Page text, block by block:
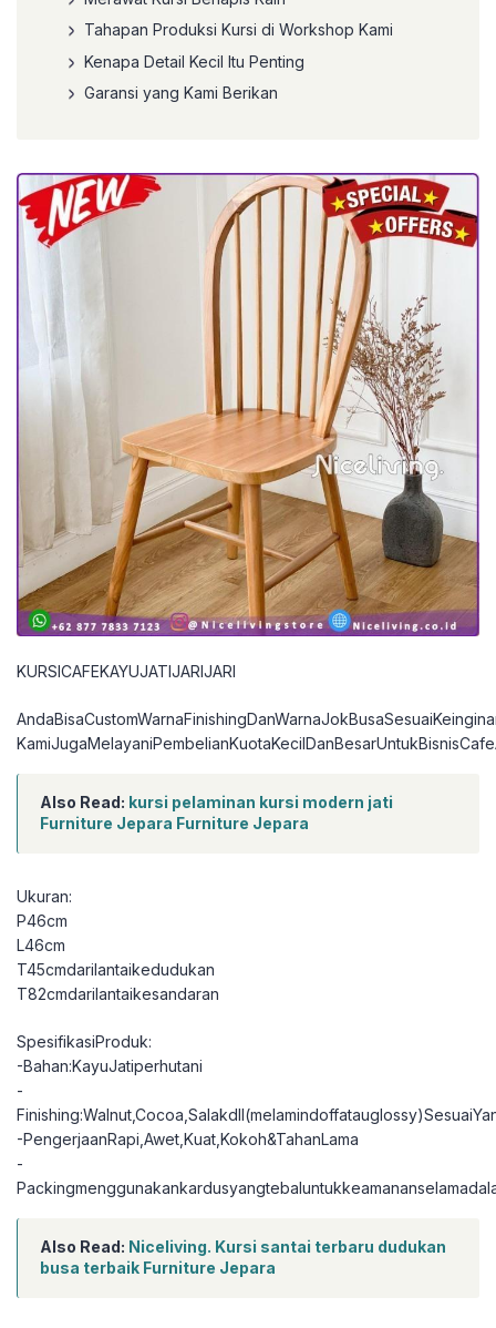
Tahapan Produksi Kursi di Workshop Kami
Kenapa Detail Kecil Itu Penting
Garansi yang Kami Berikan
KURSICAFEKAYUJATIJARIJARI
Also Read: kursi pelaminan kursi modern jati
Furniture Jepara Furniture Jepara
Ukuran:
P46cm
L46cm
T45cmdarilantaikedudukan
T82cmdarilantaikesandaran
SpesifikasiProduk:
-Bahan:KayuJatiperhutani
-
-PengerjaanRapi,Awet,Kuat,Kokoh&TahanLama
-
Also Read: Niceliving. Kursi santai terbaru dudukan
busa terbaik Furniture Jepara